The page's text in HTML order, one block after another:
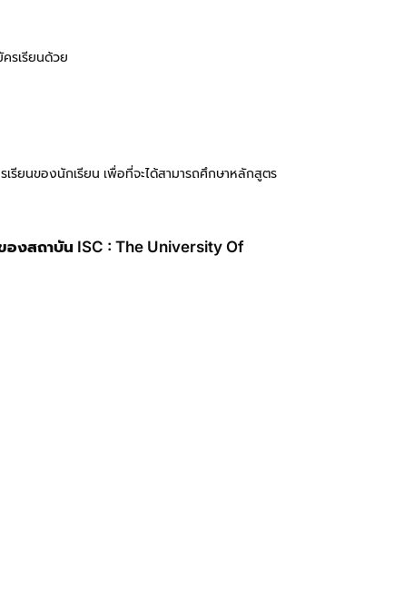
รเรียนด้วย
รียนของนักเรียน เพื่อที่จะได้สามารถศึกษาหลักสูตร
องสถาบัน ISC : The University Of